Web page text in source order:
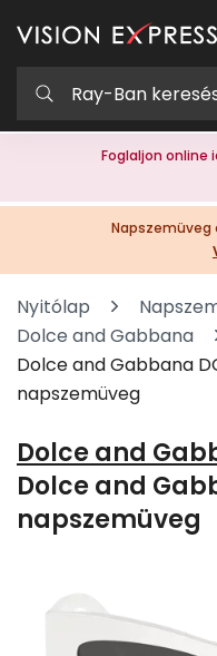
Foglaljon
Napszemüveg
Nyitólap
Dolce and Gabbana
Dolce and Gabbana
napszemüveg
Dolce and
Dolce and
napszemüveg